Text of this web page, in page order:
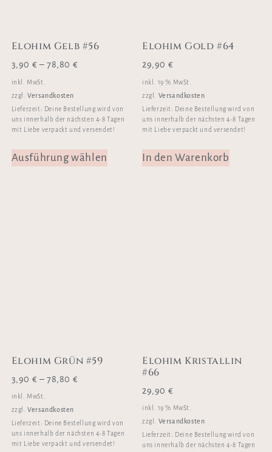
Elohim Gelb #56
3,90 €– 78,80 €
inkl. MwSt.
zzgl.Versandkosten
Lieferzeit: Deine Bestellung wird von
uns innerhalb der nächsten 4-8 Tagen
mit Liebe verpackt und versendet!
Ausführung wählen
Elohim Gold #64
29,90 €
inkl. 19 % MwSt.
zzgl. Versandkosten
Lieferzeit: Deine Bestellung wird von
uns innerhalb der nächsten 4-8 Tagen
mit Liebe verpackt und versendet!
In den Warenkorb
Elohim Grün #59
3,90 €– 78,80 €
inkl. MwSt.
zzgl.Versandkosten
Lieferzeit: Deine Bestellung wird von
uns innerhalb der nächsten 4-8 Tagen
mit Liebe verpackt und versendet!
Elohim Kristallin
#66
29,90 €
inkl. 19 % MwSt.
zzgl. Versandkosten
Lieferzeit: Deine Bestellung wird von
uns innerhalb der nächsten 4-8 Tagen